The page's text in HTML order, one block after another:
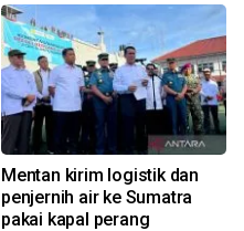
Mentan kirim logistik dan
penjernih air ke Sumatra
pakai kapal perang